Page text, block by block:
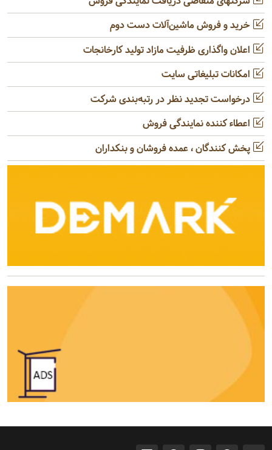
خرید و فروش ماشین‌آلات دست دوم
اعلان واگذاری ظرفیت مازاد تولید کارخانجات
امکانات تبلیغاتی سایت
درخواست تجدید نظر در رتبه‌بندی شرکت
اعطاء کننده نمایندگی فروش
پخش کنندگان ، عمده فروشان و بنکداران